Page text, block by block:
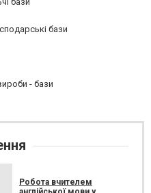
бази
- бази
Робота вчителем